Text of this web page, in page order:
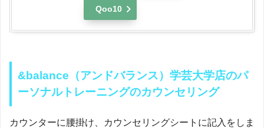
Qoo10
&balance（アンドバランス）学芸大学店のパ
ーソナルトレーニングのカウンセリング
カウンターに腰掛け、カウンセリングシートに記入をしま